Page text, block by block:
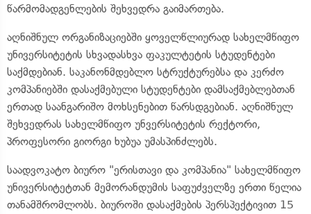
წარმომადგენლების შეხვედრა გაიმართება.
აღნიშნულ ორგანიზაციებში ყოველწლიურად სახელმწიფო
უნივერსიტეტის სხვადასხვა ფაკულტეტის სტუდენტები
საქმდებიან. საკანონმდებლო სტრუქტურებსა და კერძო
კომპანიებში დასაქმებული სტუდენტები დამსაქმებლებთან
ერთად საანგარიშო მოხსენებით წარსდგებიან. აღნიშნულ
შეხვედრას სახელმწიფო უნვერსიტეტის რექტორი,
პროფესორი გიორგი ხუბუა უმასპინძლებს.
საადვოკატო ბიურო "ერისთავი და კომპანია" სახელმწიფო
უნივერსიტეტთან მემორანდუმის საფუძველზე ერთი წელია
თანამშრომლობს. ბიუროში დასაქმების პერსპექტივით 15